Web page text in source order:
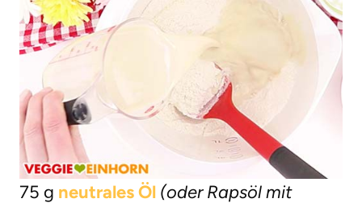
75 g neutrales Öl (oder Rapsöl mit